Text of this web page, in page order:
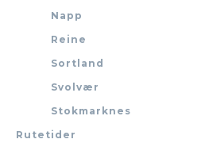
Napp
Reine
Sortland
Svolvær
Stokmarknes
Rutetider